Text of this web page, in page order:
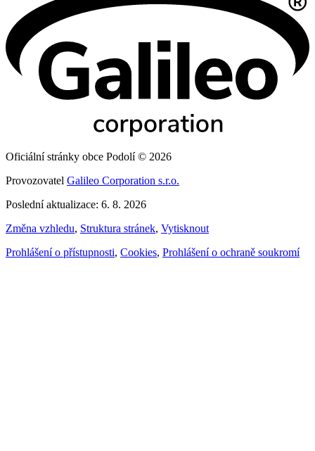
Oficiální stránky obce Podolí © 2026
Provozovatel Galileo Corporation s.r.o.
Poslední aktualizace: 6. 8. 2026
Změna vzhledu, Struktura stránek, Vytisknout
Prohlášení o přístupnosti, Cookies, Prohlášení o ochraně soukromí